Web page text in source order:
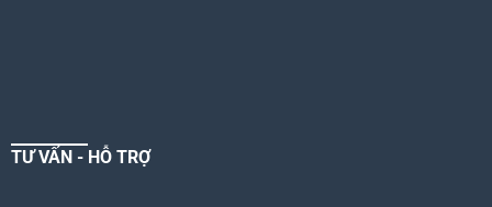
TƯ VẤN - HỖ TRỢ